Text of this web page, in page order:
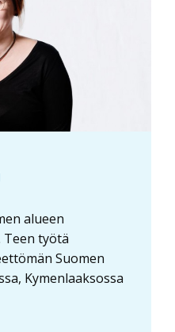
alueen
työtä
Suomen
Kymenlaaksossa